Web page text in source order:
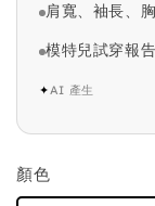
肩寬、袖長、
模特兒試穿報
✦AI 產生
顏色